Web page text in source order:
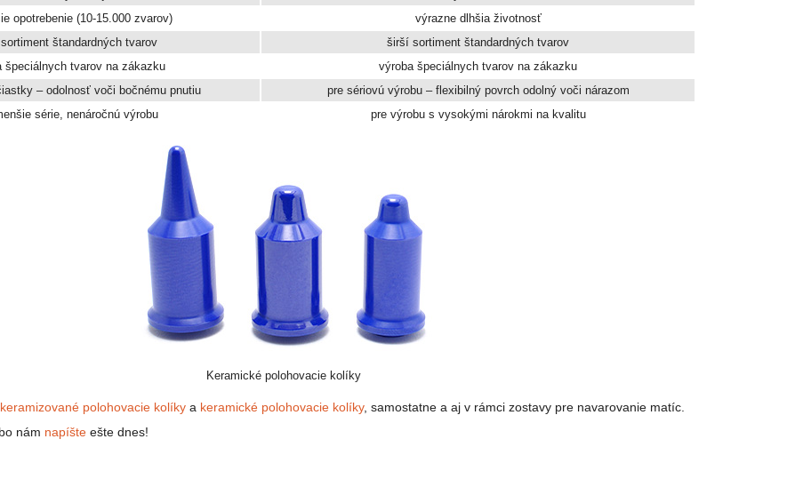
opotrebenie (10-15.000 zvarov)
výrazne dlhšia životnosť
štandardných tvarov
širší sortiment štandardných tvarov
špeciálnych tvarov na zákazku
výroba špeciálnych tvarov na zákazku
– odolnosť voči bočnému pnutiu
pre sériovú výrobu – flexibilný povrch odolný voči nárazom
série, nenáročnú výrobu
pre výrobu s vysokými nárokmi na kvalitu
Keramické polohovacie kolíky
polohovacie kolíkya keramické polohovacie kolíky, samostatne a aj v rámci zostavy pre navarovanie matíc.
nám napíšteešte dnes!